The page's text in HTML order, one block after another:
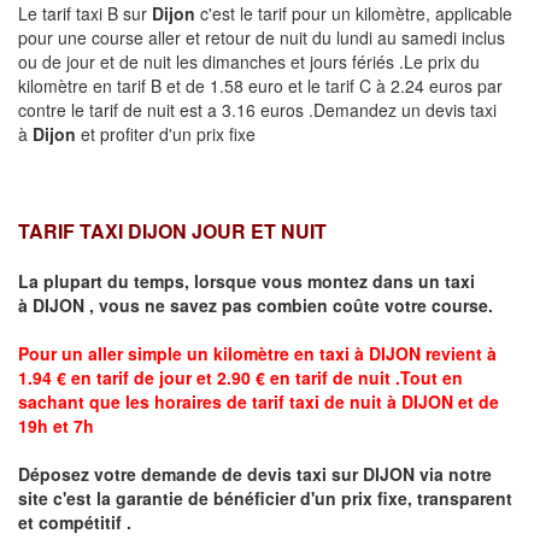
Le tarif taxi B sur Dijon c'est le tarif pour un kilomètre, applicable
pour une course aller et retour de nuit du lundi au samedi inclus
ou de jour et de nuit les dimanches et jours fériés .Le prix du
kilomètre en tarif B et de 1.58 euro et le tarif C à 2.24 euros par
contre le tarif de nuit est a 3.16 euros .Demandez un devis taxi
à Dijon et profiter d'un prix fixe
TARIF TAXI DIJON JOUR ET NUIT
La plupart du temps, lorsque vous montez dans un taxi
à DIJON , vous ne savez pas combien coûte votre course.
Pour un aller simple un kilomètre en taxi à DIJON revient à
1.94 € en tarif de jour et 2.90 € en tarif de nuit .Tout en
sachant que les horaires de tarif taxi de nuit à DIJON et de
19h et 7h
Déposez votre demande de devis taxi sur DIJON via notre
site c'est la garantie de bénéficier d'un prix fixe, transparent
et compétitif .